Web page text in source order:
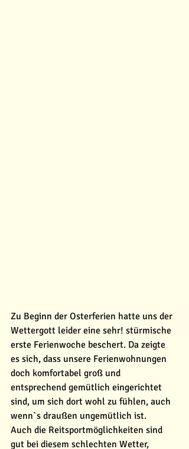
Zu Beginn der Osterferien hatte uns der
Wettergott leider eine sehr! stürmische
erste Ferienwoche beschert. Da zeigte
es sich, dass unsere Ferienwohnungen
doch komfortabel groß und
entsprechend gemütlich eingerichtet
sind, um sich dort wohl zu fühlen, auch
wenn`s draußen ungemütlich ist.
Auch die Reitsportmöglichkeiten sind
gut bei diesem schlechten Wetter,